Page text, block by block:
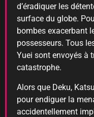
d’éradiquer les
surface du globe.
bombes exacerbant
possesseurs. Tous
Yuei sont envoyés à
catastrophe.
Alors que Deku,
pour endiguer la
accidentellement